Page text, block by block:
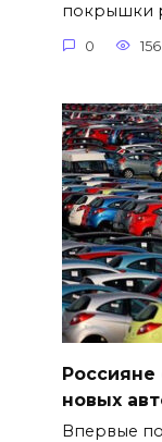
покрышки
0 156
Россияне
новых
Впервые